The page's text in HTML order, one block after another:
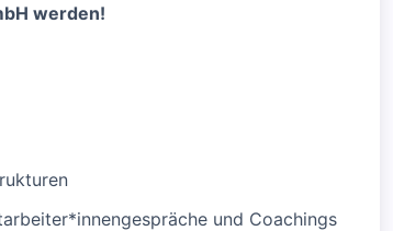
werden!
und Coachings